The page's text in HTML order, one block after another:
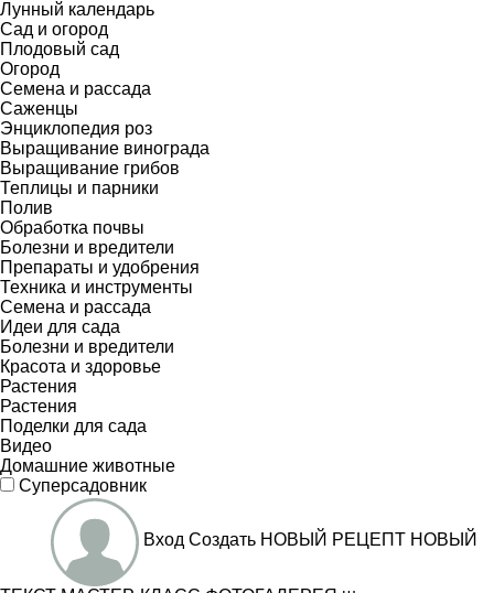
Лунный календарь
Сад и огород
Плодовый сад
Огород
Семена и рассада
Саженцы
Энциклопедия роз
Выращивание винограда
Выращивание грибов
Теплицы и парники
Полив
Обработка почвы
Болезни и вредители
Препараты и удобрения
Техника и инструменты
Семена и рассада
Идеи для сада
Болезни и вредители
Красота и здоровье
Растения
Растения
Поделки для сада
Видео
Домашние животные
Суперсадовник
Вход Создать НОВЫЙ РЕЦЕПТ НОВЫЙ